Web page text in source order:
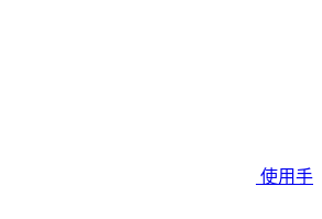
使用手